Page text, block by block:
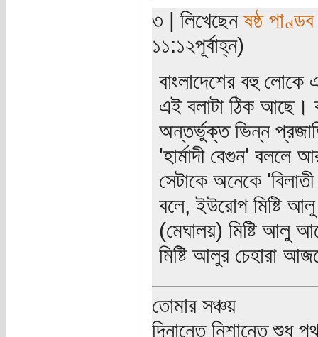
৩ | লিখেছেন ষষ্ঠ পাণ্ডব
১১:১২পূর্বাহ্ন)
বাংলাদেশের বহু
এই বলাটা ঠিক
অন্তর্ভুক্ত ভিন্ন
'হার্মাদী বেগুন' বললে
সেটাকে অনেকে
বলে, ইউরোপ মিষ্টি আলু
(মেঘালয়) মিষ্টি আলু
মিষ্টি আলুর চেহারা
তোমার সঞ্চয়
দিনান্তে নিশান্তে শুধু